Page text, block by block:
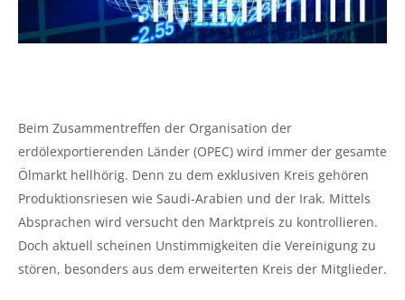
Beim Zusammentreffen der Organisation der
erdölexportierenden Länder (OPEC) wird immer der gesamte
Ölmarkt hellhörig. Denn zu dem exklusiven Kreis gehören
Produktionsriesen wie Saudi-Arabien und der Irak. Mittels
Absprachen wird versucht den Marktpreis zu kontrollieren.
Doch aktuell scheinen Unstimmigkeiten die Vereinigung zu
stören, besonders aus dem erweiterten Kreis der Mitglieder.